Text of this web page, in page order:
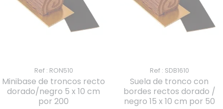
Ref : RON510
Minibase de troncos recto
dorado/negro 5 x 10 cm
por 200
Ref : SDB1610
Suela de tronco con
bordes rectos dorado /
negro 15 x 10 cm por 50